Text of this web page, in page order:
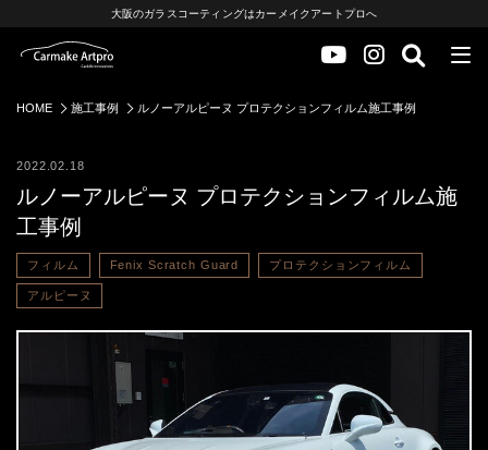
大阪のガラスコーティングはカーメイクアートプロへ
HOME 施工事例 ルノーアルピーヌ プロテクションフィルム施工事例
2022.02.18
ルノーアルピーヌ プロテクションフィルム施
工事例
フィルム Fenix Scratch Guard プロテクションフィルム
アルピーヌ